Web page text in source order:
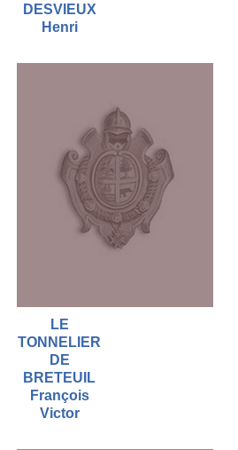
DESVIEUX
Henri
LE
TONNELIER
DE
BRETEUIL
François
Victor